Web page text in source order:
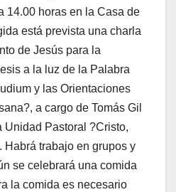
14.00 horas en la Casa de
está prevista una charla
de Jesús para la
a la luz de la Palabra
y las Orientaciones
a cargo de Tomás Gil
Unidad Pastoral ?Cristo,
Habrá trabajo en grupos y
se celebrará una comida
la comida es necesario